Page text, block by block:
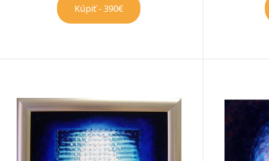
Kúpiť - 390€